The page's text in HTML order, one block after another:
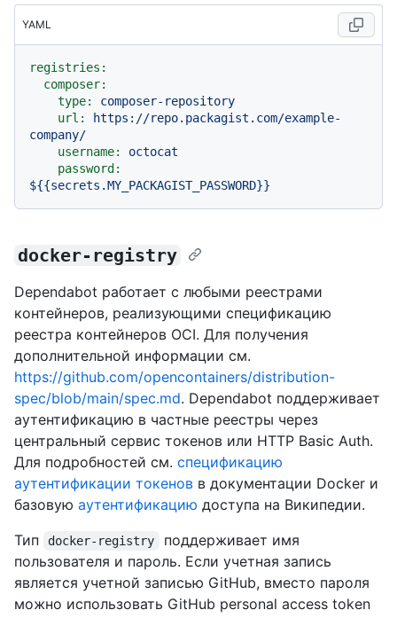
YAML
registries:
composer:
type:
composer-repository
url:
https://repo.packagist.com/example-
company/
username:
octocat
password:
${{secrets.MY_PACKAGIST_PASSWORD}}
docker-registry
Dependabot работает с любыми реестрами
контейнеров, реализующими спецификацию
реестра контейнеров OCI. Для получения
дополнительной информации см.
https://github.com/opencontainers/distribution-
spec/blob/main/spec.md. Dependabot поддерживает
аутентификацию в частные реестры через
центральный сервис токенов или HTTP Basic Auth.
Для подробностей см. спецификацию
аутентификации токенов в документации Docker и
базовую аутентификацию доступа на Википедии.
Тип
docker-registry
поддерживает имя
пользователя и пароль. Если учетная запись
является учетной записью GitHub, вместо пароля
можно использовать GitHub personal access token